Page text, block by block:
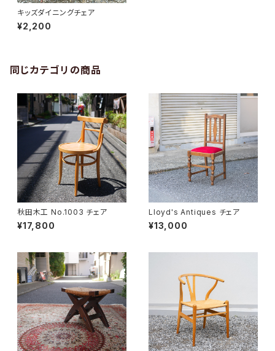
キッズダイニングチェア
¥2,200
同じカテゴリの商品
秋田木工 No.1003 チェア
¥17,800
Lloyd's Antiques チェア
¥13,000